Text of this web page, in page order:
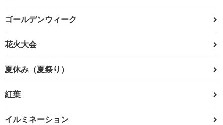
ゴールデンウィーク
花火大会
夏休み（夏祭り）
紅葉
イルミネーション